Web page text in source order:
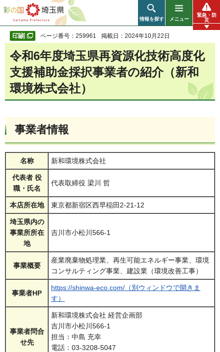
彩の国 埼玉県
情報を探す メニュー
緊急・防
災
ページ番号：259961 掲載日：2024年10月22日
令和6年度埼玉県再資源化技術高度化
支援補助金採択事業者の紹介（新和
環境株式会社）
事業者情報
名称 新和環境株式会社
代表者 役
職・氏名
代表取締役 梁川 哲
本店所在地 東京都新宿区西早稲田2-21-12
埼玉県内の
事業所所在
地
吉川市小松川566-1
事業概要
産業廃棄物処理業、再生可能エネルギー事業、環境
コンサルティング事業、建設業（環境改善工事）
事業者HP
https://shinwa-eco.com/（別ウィンドウで開きま
す）
事業者問合
せ先
新和環境株式会社 経営企画部
吉川市小松川566-1
担当：中島 充幸
電話：03-3208-5047